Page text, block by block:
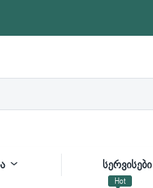
სერვისები
Hot